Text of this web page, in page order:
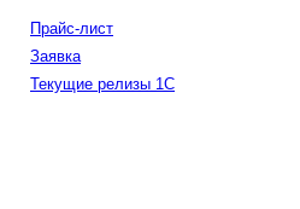
Прайс-лист
Заявка
Текущие релизы 1С